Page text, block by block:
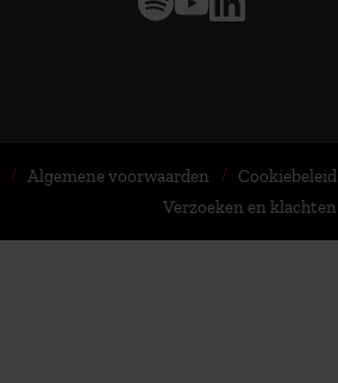
Algemene voorwaarden
Cookiebeleid
Verzoeken en klachten